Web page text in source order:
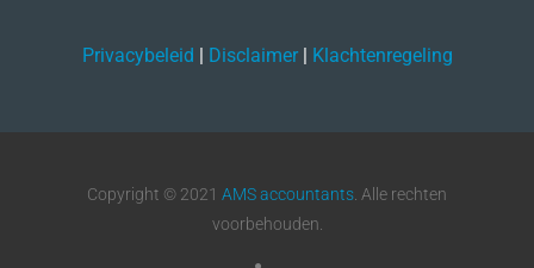
Privacybeleid Disclaimer| Klachtenregeling
Copyright © 2021 AMS accountants. Alle rechten
voorbehouden.